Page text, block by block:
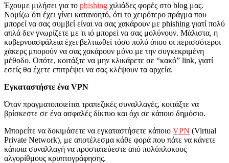
Έχουμε μιλήσει για το phishing χιλιάδες φορές στο blog μας.
Νομίζω ότι έχει γίνει κατανοητό, ότι το χειρότερο πράγμα που
μπορεί να σας συμβεί είναι να σας χακάρουν με phishing γιατί πολύ
απλά δεν γνωρίζετε με τι ιό μπορεί να σας μολύνουν. Μάλιστα, η
κυβερνοασφάλεια έχει βελτιωθεί τόσο πολύ όπου οι περισσότεροι
χάκερς μπορούν να σας χακάρουν μόνο με την συγκεκριμένη
μέθοδο. Οπότε, κοιτάξτε να μην κλικάρετε σε “κακό” link, γιατί
εσείς θα έχετε επιτρέψει να σας κλέψουν τα αρχεία.
Εγκαταστήστε ένα VPN
Όταν πραγματοποιείται τραπεζικές συναλλαγές, κοιτάξτε να
βρίσκεστε σε ένα ασφαλές δίκτυο και όχι σε κάποιο δημόσιο.
Μπορείτε να δοκιμάσετε να εγκαταστήσετε κάποιο VPN (Virtual
Private Network), με αποτέλεσμα κάθε φορά που πάτε να κάνετε
κάποια συναλλαγή να προστατεύεστε από πολύπλοκους
αλγορίθμους κρυπτογράφησης.